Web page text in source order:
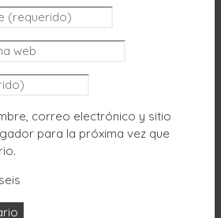
correo electrónico y sitio
para la próxima vez que
seis